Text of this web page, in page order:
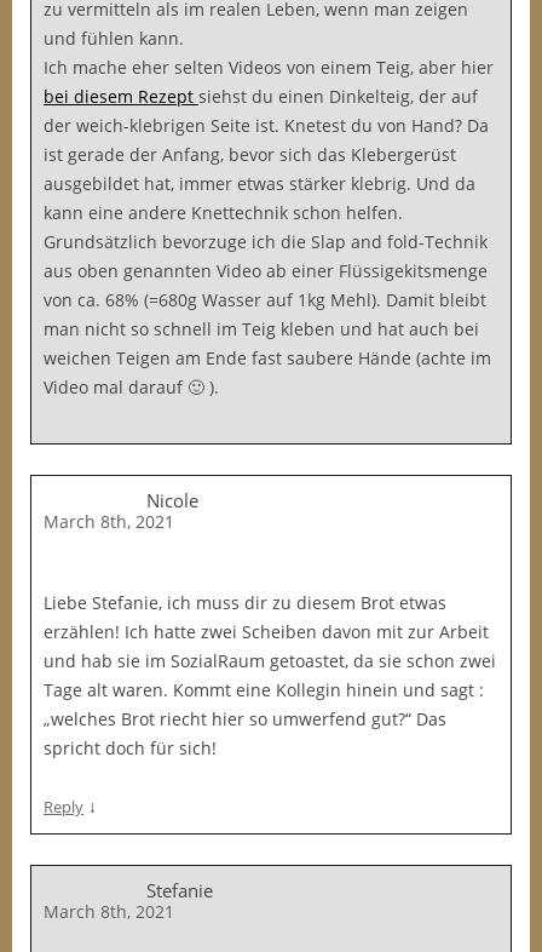
zu vermitteln als im realen Leben, wenn man zeigen
und fühlen kann.
Ich mache eher selten Videos von einem Teig, aber hier
bei diesem Rezept siehst du einen Dinkelteig, der auf
der weich-klebrigen Seite ist. Knetest du von Hand? Da
ist gerade der Anfang, bevor sich das Klebergerüst
ausgebildet hat, immer etwas stärker klebrig. Und da
kann eine andere Knettechnik schon helfen.
Grundsätzlich bevorzuge ich die Slap and fold-Technik
aus oben genannten Video ab einer Flüssigekitsmenge
von ca. 68% (=680g Wasser auf 1kg Mehl). Damit bleibt
man nicht so schnell im Teig kleben und hat auch bei
weichen Teigen am Ende fast saubere Hände (achte im
Video mal darauf 🙂 ).
Nicole
March 8th, 2021
Liebe Stefanie, ich muss dir zu diesem Brot etwas
erzählen! Ich hatte zwei Scheiben davon mit zur Arbeit
und hab sie im SozialRaum getoastet, da sie schon zwei
Tage alt waren. Kommt eine Kollegin hinein und sagt :
„welches Brot riecht hier so umwerfend gut?“ Das
spricht doch für sich!
Reply ↓
Stefanie
March 8th, 2021